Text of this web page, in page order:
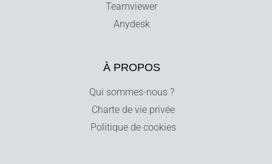
Teamviewer
Anydesk
À PROPOS
Qui sommes-nous ?
Charte de vie privée
Politique de cookies